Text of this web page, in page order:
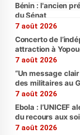
Bénin : l'ancien
du Sénat
7 août 2026
Concerto de
attraction à
7 août 2026
“Un message
des militaires au
7 août 2026
Ebola : l’UNICEF
du recours aux
7 août 2026